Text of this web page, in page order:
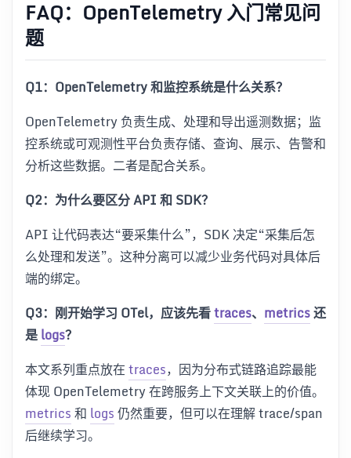
FAQ：OpenTelemetry 入门常见问
题
Q1：OpenTelemetry 和监控系统是什么关系？
OpenTelemetry 负责生成、处理和导出遥测数据；监
控系统或可观测性平台负责存储、查询、展示、告警和
分析这些数据。二者是配合关系。
Q2：为什么要区分 API 和 SDK？
API 让代码表达“要采集什么”，SDK 决定“采集后怎
么处理和发送”。这种分离可以减少业务代码对具体后
端的绑定。
Q3：刚开始学习 OTel，应该先看traces、 metrics还
是logs？
本文系列重点放在traces，因为分布式链路追踪最能
体现 OpenTelemetry 在跨服务上下文关联上的价值。
metrics和 logs仍然重要，但可以在理解 trace/span
后继续学习。